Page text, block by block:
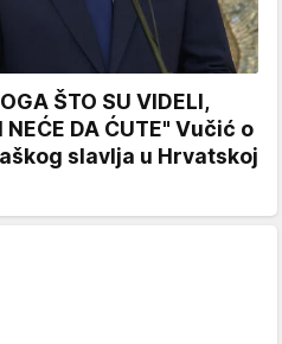
ŠTO SU VIDELI,
NEĆE DA ĆUTE" Vučić o
slavlja u Hrvatskoj